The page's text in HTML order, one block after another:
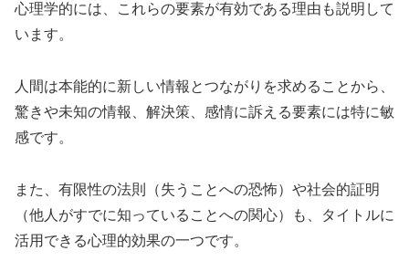
心理学的には、これらの要素が有効である理由も説明して
います。
人間は本能的に新しい情報とつながりを求めることから、
驚きや未知の情報、解決策、感情に訴える要素には特に敏
感です。
また、有限性の法則（失うことへの恐怖）や社会的証明
（他人がすでに知っていることへの関心）も、タイトルに
活用できる心理的効果の一つです。